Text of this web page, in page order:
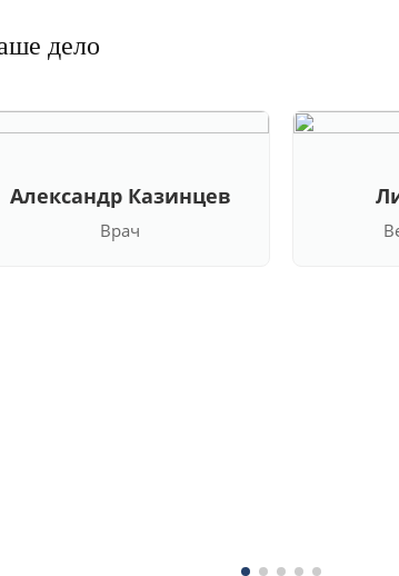
дело
Александр Казинцев
Врач